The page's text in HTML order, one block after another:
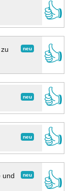
👍
neu
👍
neu
👍
neu
👍
neu
und
👍